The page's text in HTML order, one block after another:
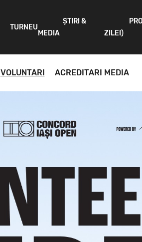
TURNEU
ȘTIRI &
MEDIA
ZILEI)
VOLUNTARI ACREDITARI MEDIA